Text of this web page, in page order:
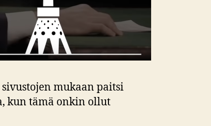
mukaan paitsi
kun tämä onkin ollut